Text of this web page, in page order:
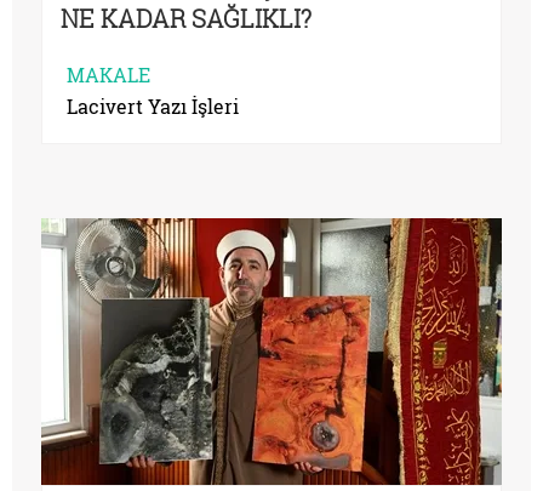
NE KADAR SAĞLIKLI?
MAKALE
Lacivert Yazı İşleri